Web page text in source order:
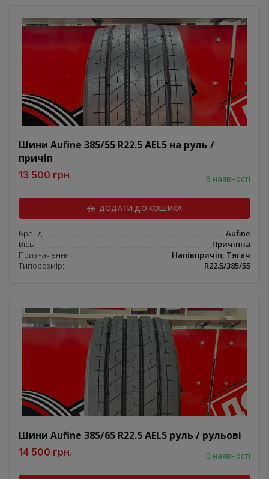
Шини Aufine 385/55 R22.5 AEL5 на руль /
причіп
В наявності
13 500 грн.
ДОДАТИ ДО КОШИКА
Бренд:
Aufine
Вісь:
Причіпна
Призначення:
Напівпричіп, Тягач
Типорозмір:
R22.5/385/55
Шини Aufine 385/65 R22.5 AEL5 руль / рульові
В наявності
14 500 грн.